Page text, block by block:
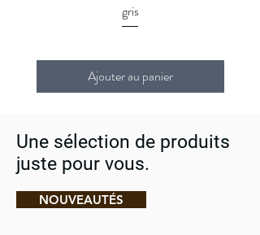
gris
Ajouter au panier
Une sélection de produits
juste pour vous.
NOUVEAUTÉS